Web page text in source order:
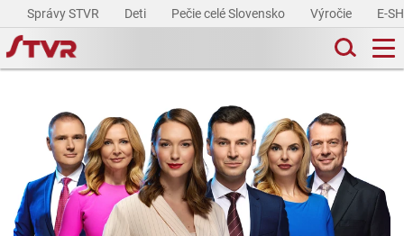
Správy STVR Deti Pečie celé Slovensko Výročie E-